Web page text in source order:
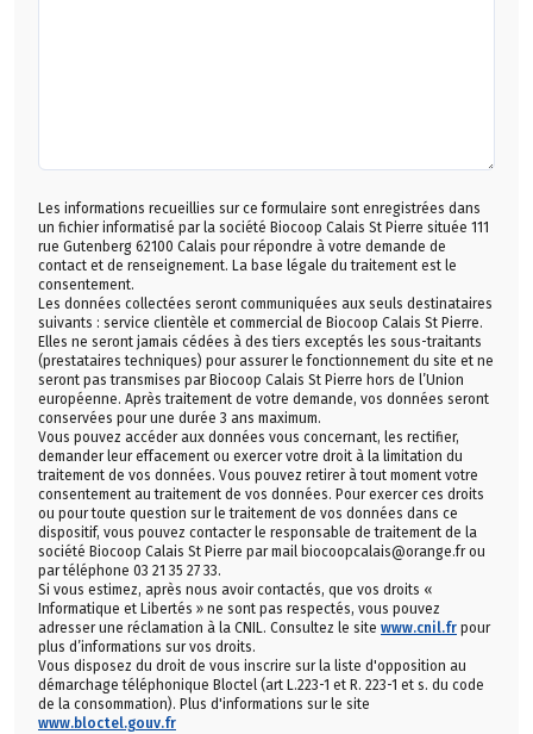
Les informations recueillies sur ce formulaire sont enregistrées dans
un fichier informatisé par la société Biocoop Calais St Pierre située 111
rue Gutenberg 62100 Calais pour répondre à votre demande de
contact et de renseignement. La base légale du traitement est le
consentement.
Les données collectées seront communiquées aux seuls destinataires
suivants : service clientèle et commercial de Biocoop Calais St Pierre.
Elles ne seront jamais cédées à des tiers exceptés les sous-traitants
(prestataires techniques) pour assurer le fonctionnement du site et ne
seront pas transmises par Biocoop Calais St Pierre hors de l’Union
européenne. Après traitement de votre demande, vos données seront
conservées pour une durée 3 ans maximum.
Vous pouvez accéder aux données vous concernant, les rectifier,
demander leur effacement ou exercer votre droit à la limitation du
traitement de vos données. Vous pouvez retirer à tout moment votre
consentement au traitement de vos données. Pour exercer ces droits
ou pour toute question sur le traitement de vos données dans ce
dispositif, vous pouvez contacter le responsable de traitement de la
société Biocoop Calais St Pierre par mail biocoopcalais@orange.fr ou
par téléphone 03 21 35 27 33.
Si vous estimez, après nous avoir contactés, que vos droits «
Informatique et Libertés » ne sont pas respectés, vous pouvez
adresser une réclamation à la CNIL. Consultez le site www.cnil.fr pour
plus d’informations sur vos droits.
Vous disposez du droit de vous inscrire sur la liste d'opposition au
démarchage téléphonique Bloctel (art L.223-1 et R. 223-1 et s. du code
de la consommation). Plus d'informations sur le site
www.bloctel.gouv.fr